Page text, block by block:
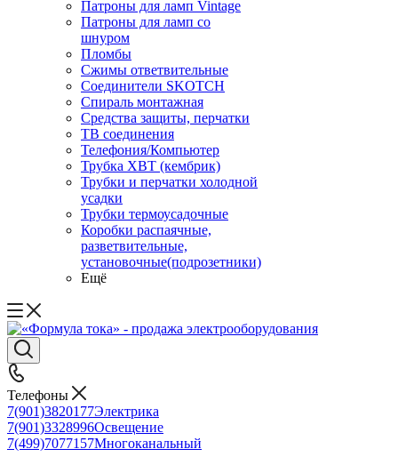
Патроны для ламп Vintage
Патроны для ламп со
шнуром
Пломбы
Сжимы ответвительные
Соединители SKOTCH
Спираль монтажная
Средства защиты, перчатки
ТВ соединения
Телефония/Компьютер
Трубка ХВТ (кембрик)
Трубки и перчатки холодной
усадки
Трубки термоусадочные
Коробки распаячные,
разветвительные,
установочные(подрозетники)
Ещё
Телефоны
7(901)3820177Электрика
7(901)3328996Освещение
7(499)7077157Многоканальный